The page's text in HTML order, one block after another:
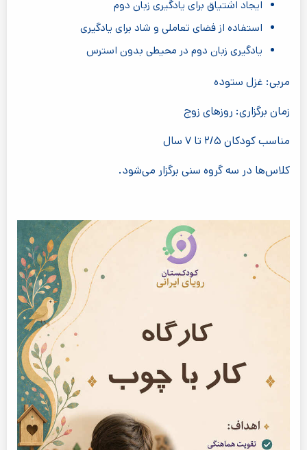
ایجاد اشتیاق برای یادگیری زبان دوم
استفاده از فضای تعاملی و شاد برای یادگیری
یادگیری زبان دوم در محیطی بدون استرس
مربی: غزل ستوده
زمان برگزاری: روزهای زوج
مناسب کودکان ۲/۵ تا ۷ سال
کلاس‌ها در سه گروه سنی برگزار می‌شود.